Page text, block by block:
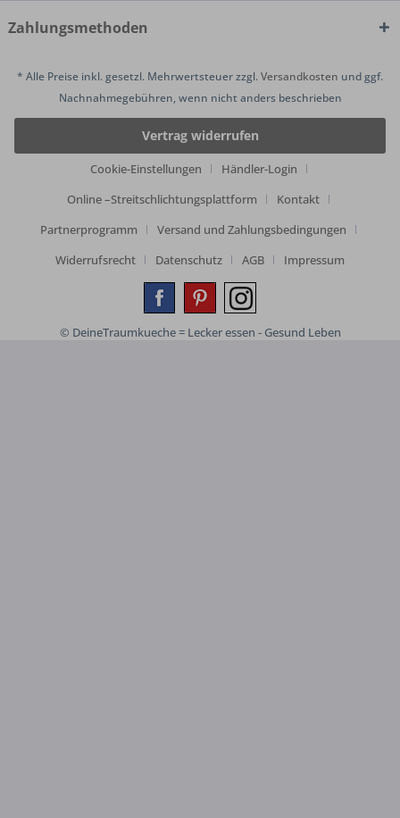
Zahlungsmethoden
* Alle Preise inkl. gesetzl. Mehrwertsteuer zzgl.Versandkosten und ggf.
Nachnahmegebühren, wenn nicht anders beschrieben
Vertrag widerrufen
Cookie-Einstellungen
Händler-Login
Online –Streitschlichtungsplattform
Kontakt
Partnerprogramm
Versand und Zahlungsbedingungen
Widerrufsrecht
Datenschutz AGB Impressum
© DeineTraumkueche = Lecker essen - Gesund Leben